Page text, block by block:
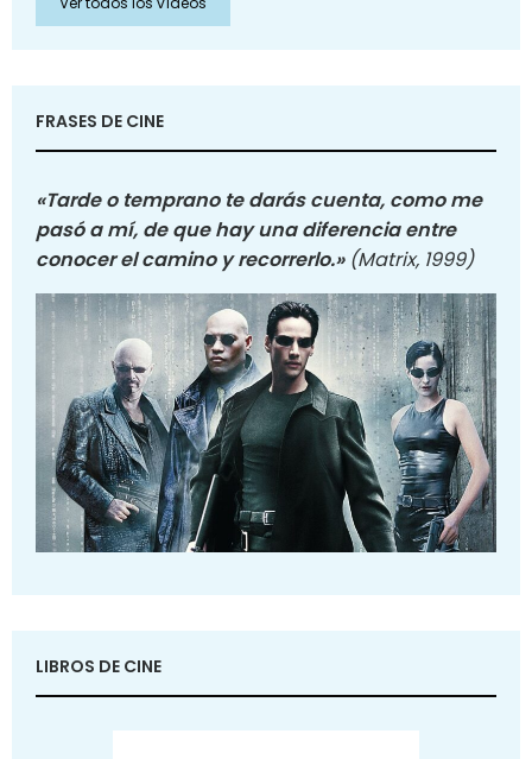
FRASES DE CINE
«Tarde o temprano te darás cuenta, como me
pasó a mí, de que hay una diferencia entre
conocer el camino y recorrerlo.» (Matrix, 1999)
LIBROS DE CINE